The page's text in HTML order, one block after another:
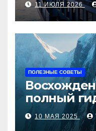
11 ИЮЛЯ 2026
ПОЛЕЗНЫЕ СОВЕТЫ
полный
вершины
10 МАЯ 2025